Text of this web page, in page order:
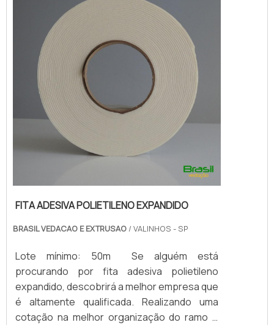
borrachas fa...
FITA ADESIVA POLIETILENO EXPANDIDO
BRASIL VEDACAO E EXTRUSAO / VALINHOS - SP
Lote mínimo: 50m Se alguém está
procurando por fita adesiva polietileno
expandido, descobrirá a melhor empresa que
é altamente qualificada. Realizando uma
cotação na melhor organização do ramo e